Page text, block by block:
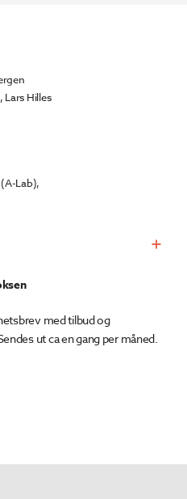
Lars Hilles
Lab),
med tilbud og
ut ca en gang per måned.